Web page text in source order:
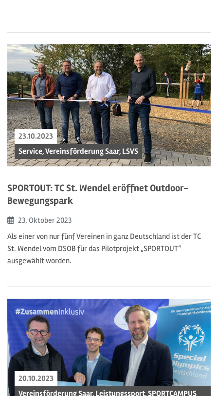
SPORTOUT: TC St. Wendel eröffnet Outdoor-
Bewegungspark
Beginn:
23. Oktober2023
Als einer von nur fünf Vereinen in ganz Deutschland ist der TC
St. Wendel vom DSOB für das Pilotprojekt „SPORTOUT“
ausgewählt worden.
23.10.2023
Service, Vereinsförderung Saar, LSVS
20.10.2023
Vereinsförderung Saar, Leistungssport, SPORTCAMPUS